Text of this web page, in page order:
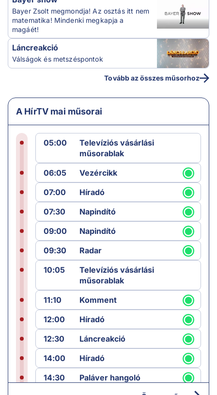
Bayer Zsolt megmondja! Az osztás itt nem
matematika! Mindenki megkapja a
magáét!
Láncreakció
Válságok és metszéspontok
Tovább az összes műsorhoz
A HírTV mai műsorai
05:00
Televíziós vásárlási
műsorablak
06:05
Vezércikk
07:00
Híradó
07:30
Napindító
09:00
Napindító
09:30
Radar
10:05
Televíziós vásárlási
műsorablak
11:10
Komment
12:00
Híradó
12:30
Láncreakció
14:00
Híradó
14:30
Paláver hangoló